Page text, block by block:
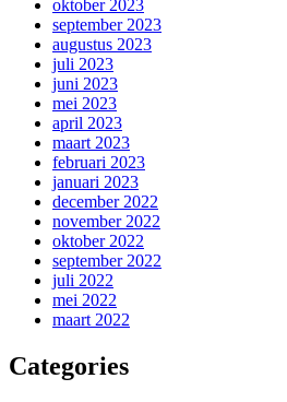
oktober 2023
september 2023
augustus 2023
juli 2023
juni 2023
mei 2023
april 2023
maart 2023
februari 2023
januari 2023
december 2022
november 2022
oktober 2022
september 2022
juli 2022
mei 2022
maart 2022
Categories